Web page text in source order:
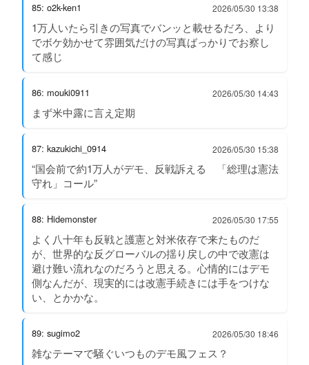
85: o2k-ken1 2026/05/30 13:38
1万人いたら引きの写真でバンッと載せるだろ、より
でボケ効かせて雰囲気だけの写真ばっかりでお察し
て感じ
86: mouki0911 2026/05/30 14:43
まず米中露に言え定期
87: kazukichi_0914 2026/05/30 15:38
“国会前で約1万人がデモ、反戦訴える 「総理は憲法
守れ」コール”
88: Hidemonster 2026/05/30 17:55
よく八十年も反戦と護憲と対米依存で来たものだ
が、世界的な反グローバルの揺り戻しの中で改憲は
避け難い流れなのだろうと思える。心情的にはデモ
側なんだが、現実的には改憲手続きには手をつけな
い、とかかな。
89: sugimo2 2026/05/30 18:46
雑なテーマで騒ぐいつものデモ風フェス？